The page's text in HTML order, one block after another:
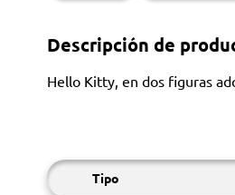
Descripción de
Hello Kitty, en dos figuras
Tipo